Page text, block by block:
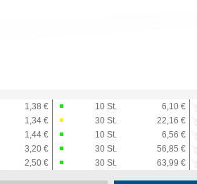
1,38 € 10 St.
6,10 €
1,34 € 30 St.
22,16 €
1,44 € 10 St.
6,56 €
3,20 € 30 St.
56,85 €
2,50 € 30 St. 63,99 €